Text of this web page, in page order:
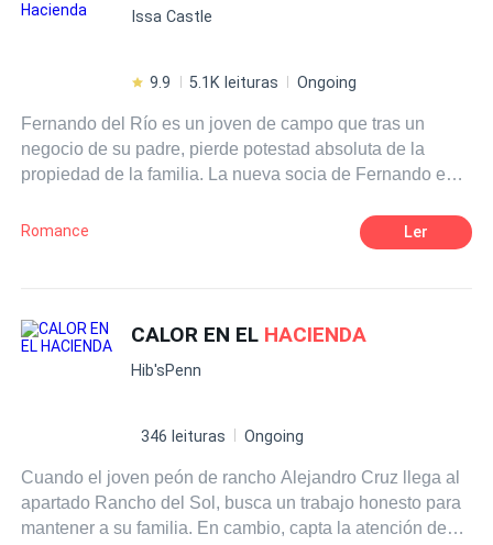
Issa Castle
9.9 5.1K leituras Ongoing
Fernando del Río es un joven de campo que tras un
negocio de su padre, pierde potestad absoluta de la
propiedad de la familia. La nueva socia de Fernando es
superioridad. Los negocios los hacen rivales y el amor
Ericka: "Es usted muy grosero, gracias".
Romance Ler
CALOR EN EL HACIENDA
Hib'sPenn
346 leituras Ongoing
Cuando el joven peón de rancho Alejandro Cruz llega al
apartado Rancho del Sol, busca un trabajo honesto para
mantener a su familia. En cambio, capta la atención de